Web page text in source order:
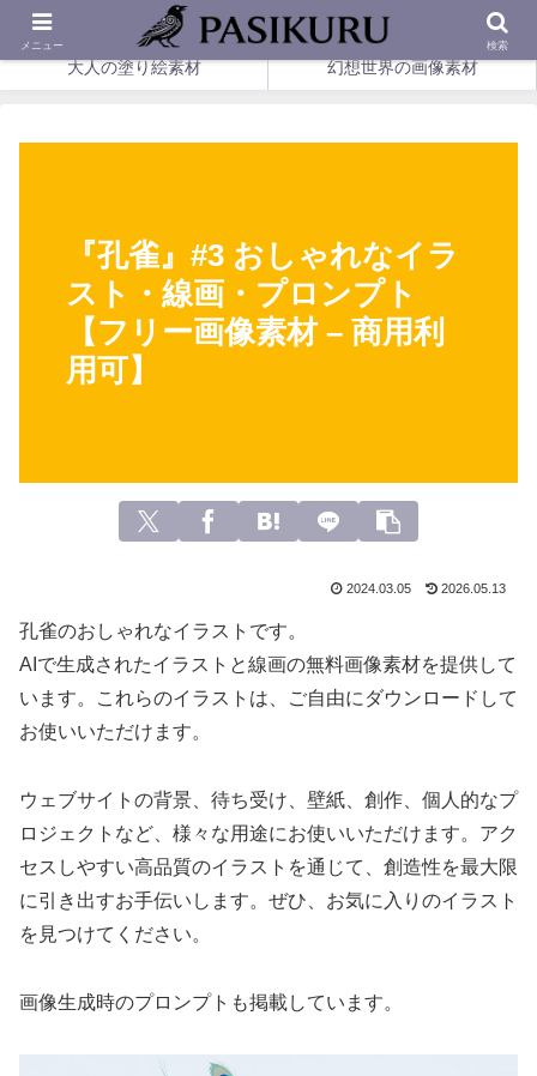
印刷して楽しめる、幻想の塗り絵とやさしい画像素材。
大人の塗り絵素材 幻想世界の画像素材
『孔雀』#3 おしゃれなイラ
スト・線画・プロンプト
【フリー画像素材 – 商用利
用可】
2024.03.05 2026.05.13
孔雀のおしゃれなイラストです。
AIで生成されたイラストと線画の無料画像素材を提供して
います。これらのイラストは、ご自由にダウンロードして
お使いいただけます。
ウェブサイトの背景、待ち受け、壁紙、創作、個人的なプ
ロジェクトなど、様々な用途にお使いいただけます。アク
セスしやすい高品質のイラストを通じて、創造性を最大限
に引き出すお手伝いします。ぜひ、お気に入りのイラスト
を見つけてください。
画像生成時のプロンプトも掲載しています。
メニュー 検索